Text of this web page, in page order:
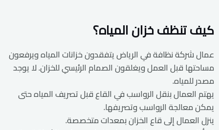
كيف تنظف خزان المياه؟
عمال شركة نظافة في الرياض يتفقدون خزانات المياه ويرفعون
مساحتها قبل العمل ويغلقون الصمام الرئيسي للخزان. لا يوجد
مصدر للمياه.
يهتم العمال بنقل الرواسب في القاع قبل تصريف المياه حتى
يمكن معالجة الرواسب وتصريفها.
ينزل العمال إلى قاع الخزان بمعدات متخصصة.